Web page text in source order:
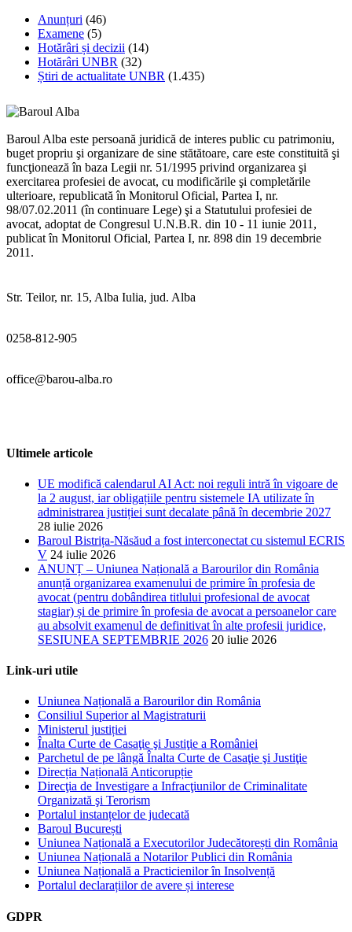
Anunțuri (46)
Examene (5)
Hotărâri și decizii (14)
Hotărâri UNBR (32)
Știri de actualitate UNBR (1.435)
Baroul Alba este persoană juridică de interes public cu patrimoniu,
buget propriu şi organizare de sine stătătoare, care este constituită şi
funcţionează în baza Legii nr. 51/1995 privind organizarea şi
exercitarea profesiei de avocat, cu modificările şi completările
ulterioare, republicată în Monitorul Oficial, Partea I, nr.
98/07.02.2011 (în continuare Lege) şi a Statutului profesiei de
avocat, adoptat de Congresul U.N.B.R. din 10 - 11 iunie 2011,
publicat în Monitorul Oficial, Partea I, nr. 898 din 19 decembrie
2011.
Str. Teilor, nr. 15, Alba Iulia, jud. Alba
0258-812-905
office@barou-alba.ro
Ultimele articole
UE modifică calendarul AI Act: noi reguli intră în vigoare de
la 2 august, iar obligațiile pentru sistemele IA utilizate în
administrarea justiției sunt decalate până în decembrie 2027
28 iulie 2026
Baroul Bistrița-Năsăud a fost interconectat cu sistemul ECRIS
V 24 iulie 2026
ANUNȚ – Uniunea Națională a Barourilor din România
anunță organizarea examenului de primire în profesia de
avocat (pentru dobândirea titlului profesional de avocat
stagiar) și de primire în profesia de avocat a persoanelor care
au absolvit examenul de definitivat în alte profesii juridice,
SESIUNEA SEPTEMBRIE 2026 20 iulie 2026
Link-uri utile
Uniunea Națională a Barourilor din România
Consiliul Superior al Magistraturii
Ministerul justiției
Înalta Curte de Casaţie şi Justiţie a României
Parchetul de pe lângă Înalta Curte de Casaţie şi Justiţie
Direcția Națională Anticorupție
Direcţia de Investigare a Infracţiunilor de Criminalitate
Organizată şi Terorism
Portalul instanțelor de judecată
Baroul București
Uniunea Națională a Executorilor Judecătorești din România
Uniunea Națională a Notarilor Publici din România
Uniunea Națională a Practicienilor în Insolvență
Portalul declarațiilor de avere și interese
GDPR